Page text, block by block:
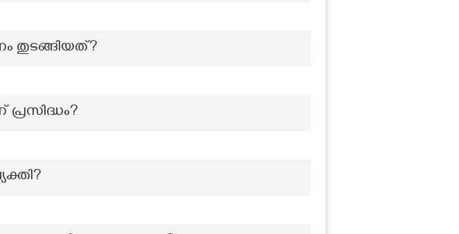
തുടങ്ങിയത്?
പ്രസിദ്ധം?